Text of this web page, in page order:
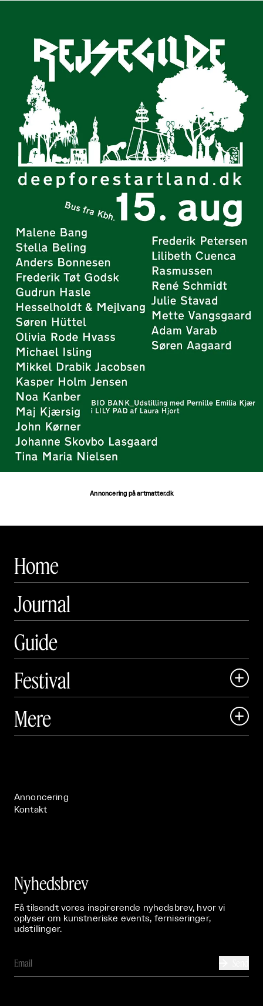
Annoncering på artmatter.dk
Home
Journal
Guide
Festival

 Art Matter Festival
Mere 
Annoncering
Kontakt
Nyhedsbrev
Få tilsendt vores inspirerende nyhedsbrev, hvor vi
oplyser om kunstneriske events, ferniseringer,
udstillinger.